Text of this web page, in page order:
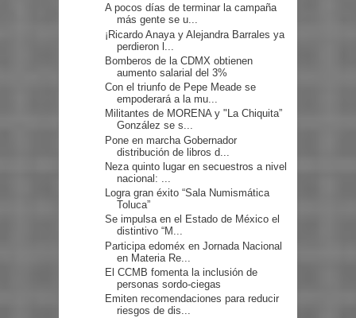
A pocos días de terminar la campaña
más gente se u...
¡Ricardo Anaya y Alejandra Barrales ya
perdieron l...
Bomberos de la CDMX obtienen
aumento salarial del 3%
Con el triunfo de Pepe Meade se
empoderará a la mu...
Militantes de MORENA y "La Chiquita”
González se s...
Pone en marcha Gobernador
distribución de libros d...
Neza quinto lugar en secuestros a nivel
nacional: ...
Logra gran éxito “Sala Numismática
Toluca”
Se impulsa en el Estado de México el
distintivo “M...
Participa edoméx en Jornada Nacional
en Materia Re...
El CCMB fomenta la inclusión de
personas sordo-ciegas
Emiten recomendaciones para reducir
riesgos de dis...